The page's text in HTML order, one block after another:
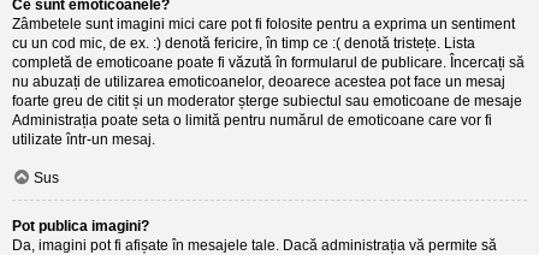
Ce sunt emoticoanele?
Zâmbetele sunt imagini mici care pot fi folosite pentru a exprima un sentiment
cu un cod mic, de ex. :) denotă fericire, în timp ce :( denotă tristețe. Lista
completă de emoticoane poate fi văzută în formularul de publicare. Încercați să
nu abuzați de utilizarea emoticoanelor, deoarece acestea pot face un mesaj
foarte greu de citit și un moderator șterge subiectul sau emoticoane de mesaje
Administrația poate seta o limită pentru numărul de emoticoane care vor fi
utilizate într-un mesaj.
Sus
Pot publica imagini?
Da, imagini pot fi afișate în mesajele tale. Dacă administrația vă permite să